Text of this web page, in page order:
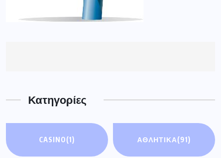
Κατηγορίες
CASINO(1) ΑΘΛΗΤΙΚΆ(91)